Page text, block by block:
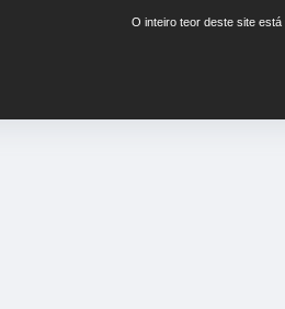
O inteiro teor deste site